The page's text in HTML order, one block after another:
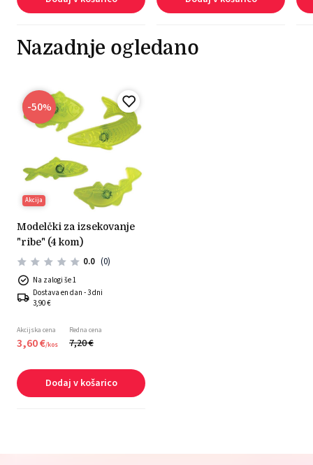
Nazadnje ogledano
-50%
Akcija
modelčki za izsekovanje
"ribe" (4 kom)
0.0 (0)
Na zalogi še 1
Dostava en dan - 3 dni
3,90 €
Akcijska cena
3,60€/kos
Redna cena
7,20€
Dodaj v košarico